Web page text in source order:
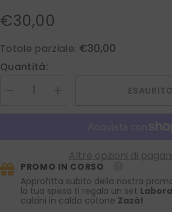
€30,00
Totale parziale: €30,00
Quantità:
Diminuire
cotone
UNICO
Blu/Rosso
100%
cotone
UNICO
Blu/Rosso
ESAURITO
Altre opzioni di
PROMO IN CORSO
Approfitta subito della nostra
la tua spesa ti regala un set
calzini in caldo cotone Zazà!